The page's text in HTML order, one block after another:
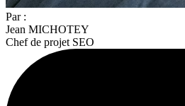
Par :
Jean MICHOTEY
Chef de projet SEO